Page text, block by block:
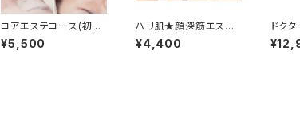
コアエステコース(初回
限定90分）
¥5,500
ハリ肌★顔深筋エステ
コース（60分）
¥4,400
ドク
00 プ
〈スマ